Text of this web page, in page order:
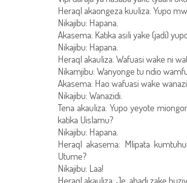
Heraql akaongeza kuuliza: Yupo
Nikajibu: Hapana.
Akasema: Katika asili yake (jadi)
Nikajibu: Hapana.
Heraql akauliza: Wafuasi wake ni
Nikamjibu: Wanyonge tu ndio
Akasema: Hao wafuasi wake
Nikajibu: Wanazidi.
Tena akauliza: Yupo yeyote
katika Uislamu?
Nikajibu: Hapana.
Heraql akasema: Mlipata
Utume?
Nikajibu: Laa!
Heraql akauliza: Je, ahadi zake